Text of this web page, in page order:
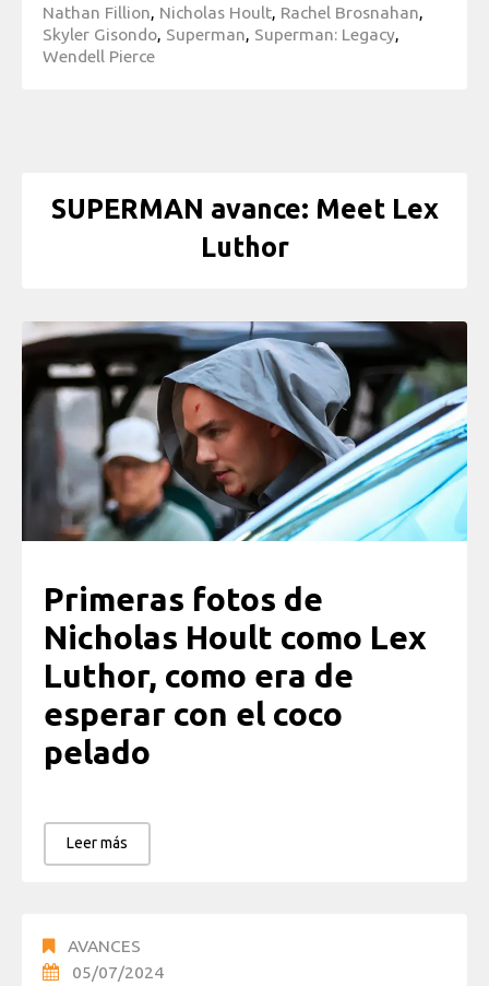
Nathan Fillion, Nicholas Hoult, Rachel Brosnahan,
Skyler Gisondo, Superman, Superman: Legacy,
Wendell Pierce
SUPERMAN avance: Meet Lex
Luthor
Primeras fotos de
Nicholas Hoult como Lex
Luthor, como era de
esperar con el coco
pelado
Leer más
AVANCES
05/07/2024